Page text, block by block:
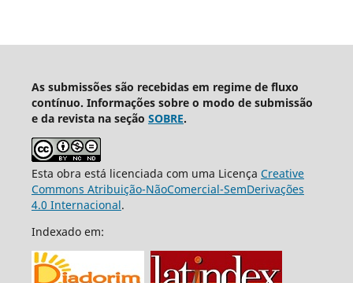
As submissões são recebidas em regime de fluxo
contínuo. Informações sobre o modo de submissão
e da revista na seção SOBRE.
Esta obra está licenciada com uma Licença Creative
Commons Atribuição-NãoComercial-SemDerivações
4.0 Internacional.
Indexado em: